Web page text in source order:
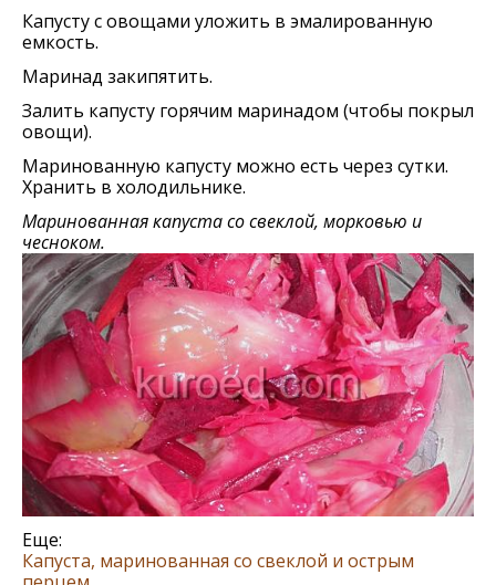
Капусту с овощами уложить в эмалированную
емкость.
Маринад закипятить.
Залить капусту горячим маринадом (чтобы покрыл
овощи).
Маринованную капусту можно есть через сутки.
Хранить в холодильнике.
Маринованная капуста со свеклой, морковью и
чесноком.
Еще:
Капуста, маринованная со свеклой и острым